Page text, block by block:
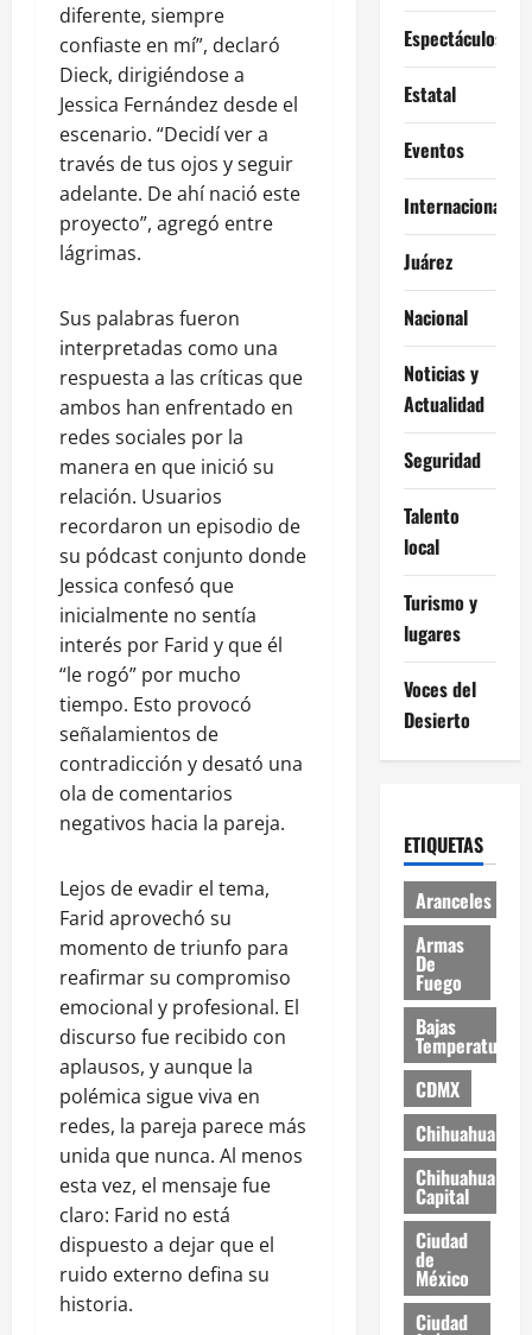
diferente, siempre
confiaste en mí”, declaró
Dieck, dirigiéndose a
Jessica Fernández desde el
escenario. “Decidí ver a
través de tus ojos y seguir
adelante. De ahí nació este
proyecto”, agregó entre
lágrimas.
Sus palabras fueron
interpretadas como una
respuesta a las críticas que
ambos han enfrentado en
redes sociales por la
manera en que inició su
relación. Usuarios
recordaron un episodio de
su pódcast conjunto donde
Jessica confesó que
inicialmente no sentía
interés por Farid y que él
“le rogó” por mucho
tiempo. Esto provocó
señalamientos de
contradicción y desató una
ola de comentarios
negativos hacia la pareja.
Lejos de evadir el tema,
Farid aprovechó su
momento de triunfo para
reafirmar su compromiso
emocional y profesional. El
discurso fue recibido con
aplausos, y aunque la
polémica sigue viva en
redes, la pareja parece más
unida que nunca. Al menos
esta vez, el mensaje fue
claro: Farid no está
dispuesto a dejar que el
ruido externo defina su
historia.
Espectáculos
Estatal
Eventos
Internacional
Juárez
Nacional
Noticias y
Actualidad
Seguridad
Talento
local
Turismo y
lugares
Voces del
Desierto
ETIQUETAS
Aranceles
Armas
De
Fuego
Bajas
Temperaturas
CDMX
Chihuahua
Chihuahua
Capital
Ciudad
de
México
Ciudad